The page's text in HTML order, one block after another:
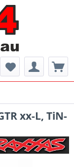
xx-L, TiN-